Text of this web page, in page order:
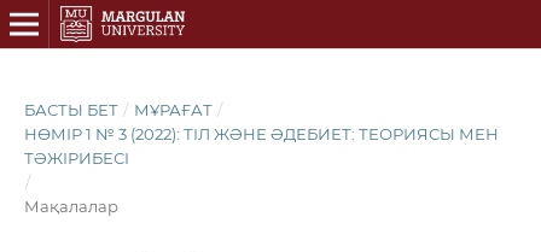
БАСТЫ БЕТ / МҰРАҒАТ /
НӨМІР 1 № 3 (2022): ТІЛ ЖӘНЕ ӘДЕБИЕТ: ТЕОРИЯСЫ МЕН
ТӘЖІРИБЕСІ
/
Мақалалар